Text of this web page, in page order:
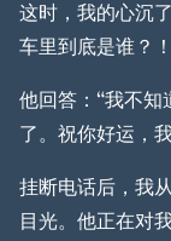
这时，我的心沉
车里到底是谁？
他回答：“我不知
了。祝你好运，
挂断电话后，我
目光。他正在对我